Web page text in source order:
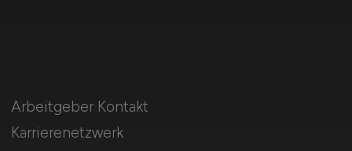
Arbeitgeber Kontakt
Karrierenetzwerk